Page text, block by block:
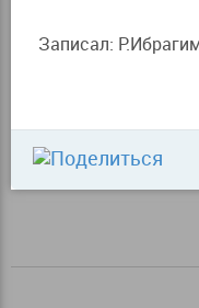
Записал: